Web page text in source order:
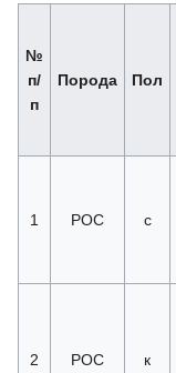
№
п/
п
Порода Пол
1 РОС с
2 РОС к